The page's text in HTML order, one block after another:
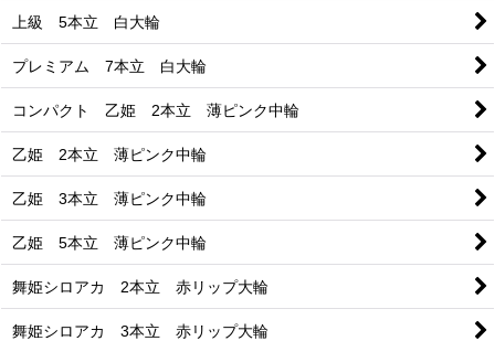
上級 5本立 白大輪
プレミアム 7本立 白大輪
コンパクト 乙姫 2本立 薄ピンク中輪
乙姫 2本立 薄ピンク中輪
乙姫 3本立 薄ピンク中輪
乙姫 5本立 薄ピンク中輪
舞姫シロアカ 2本立 赤リップ大輪
舞姫シロアカ 3本立 赤リップ大輪